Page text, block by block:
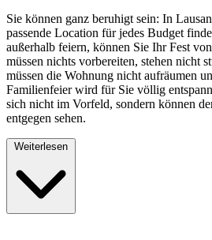
Sie können ganz beruhigt sein: In
passende Location für jedes Budget
außerhalb feiern, können Sie Ihr Fest
müssen nichts vorbereiten, stehen nicht
müssen die Wohnung nicht aufräumen
Familienfeier wird für Sie völlig
sich nicht im Vorfeld, sondern können
entgegen sehen.
Weiterlesen